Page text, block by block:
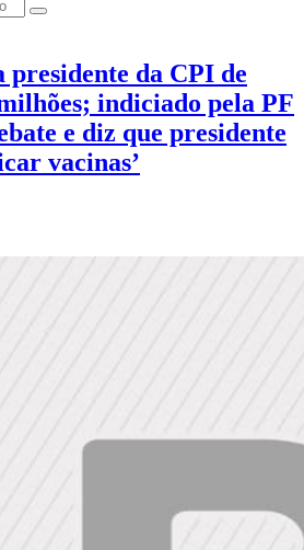
presidente da CPI de
indiciado pela PF
e diz que presidente
vacinas’